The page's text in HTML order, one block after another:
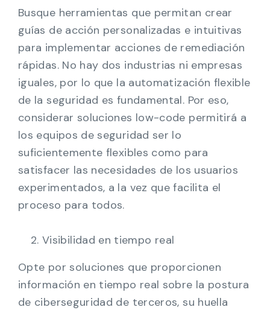
Busque herramientas que permitan crear
guías de acción personalizadas e intuitivas
para implementar acciones de remediación
rápidas. No hay dos industrias ni empresas
iguales, por lo que la automatización flexible
de la seguridad es fundamental. Por eso,
considerar soluciones low-code permitirá a
los equipos de seguridad ser lo
suficientemente flexibles como para
satisfacer las necesidades de los usuarios
experimentados, a la vez que facilita el
proceso para todos.
Visibilidad en tiempo real
Opte por soluciones que proporcionen
información en tiempo real sobre la postura
de ciberseguridad de terceros, su huella